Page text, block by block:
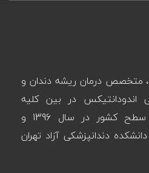
من صفورا امامی متولد 1359، متخصص درمان ریشه دندان و
تخصصی اندودانتیکس در بین کلیه
دانشکده های دندانپزشکی سطح کشور در سال 1396 و
دندانپزشکی آزاد تهران